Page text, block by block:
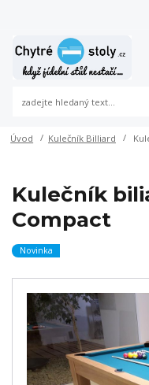
Úvod Kulečník Billiard
Kulečník
Compact
Novinka